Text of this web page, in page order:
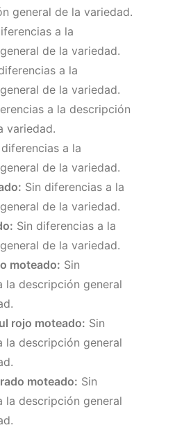
general de la variedad.
a la
de la variedad.
a la
de la variedad.
a la descripción
variedad.
diferencias a la
de la variedad.
Sin diferencias a la
de la variedad.
Sin diferencias a la
de la variedad.
moteado: Sin
la descripción general
rojo moteado: Sin
la descripción general
moteado: Sin
la descripción general